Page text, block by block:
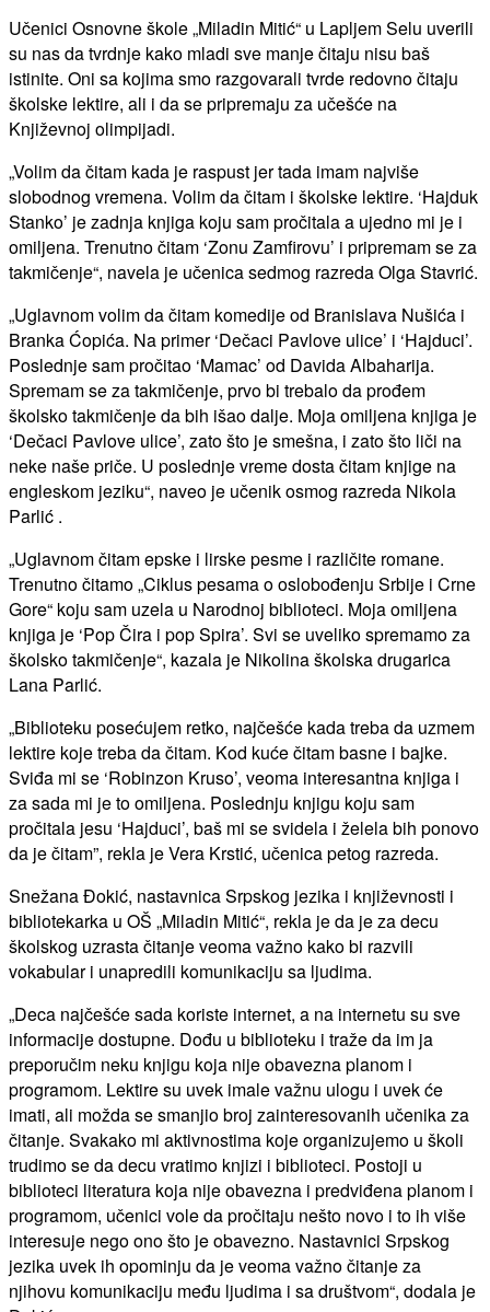
Učenici Osnovne škole „Miladin Mitić“ u Lapljem Selu uverili
su nas da tvrdnje kako mladi sve manje čitaju nisu baš
istinite. Oni sa kojima smo razgovarali tvrde redovno čitaju
školske lektire, ali i da se pripremaju za učešće na
Književnoj olimpijadi.
„Volim da čitam kada je raspust jer tada imam najviše
slobodnog vremena. Volim da čitam i školske lektire. ‘Hajduk
Stanko’ je zadnja knjiga koju sam pročitala a ujedno mi je i
omiljena. Trenutno čitam ‘Zonu Zamfirovu’ i pripremam se za
takmičenje“, navela je učenica sedmog razreda Olga Stavrić.
„Uglavnom volim da čitam komedije od Branislava Nušića i
Branka Ćopića. Na primer ‘Dečaci Pavlove ulice’ i ‘Hajduci’.
Poslednje sam pročitao ‘Mamac’ od Davida Albaharija.
Spremam se za takmičenje, prvo bi trebalo da prođem
školsko takmičenje da bih išao dalje. Moja omiljena knjiga je
‘Dečaci Pavlove ulice’, zato što je smešna, i zato što liči na
neke naše priče. U poslednje vreme dosta čitam knjige na
engleskom jeziku“, naveo je učenik osmog razreda Nikola
Parlić .
„Uglavnom čitam epske i lirske pesme i različite romane.
Trenutno čitamo „Ciklus pesama o oslobođenju Srbije i Crne
Gore“ koju sam uzela u Narodnoj biblioteci. Moja omiljena
knjiga je ‘Pop Čira i pop Spira’. Svi se uveliko spremamo za
školsko takmičenje“, kazala je Nikolina školska drugarica
Lana Parlić.
„Biblioteku posećujem retko, najčešće kada treba da uzmem
lektire koje treba da čitam. Kod kuće čitam basne i bajke.
Sviđa mi se ‘Robinzon Kruso’, veoma interesantna knjiga i
za sada mi je to omiljena. Poslednju knjigu koju sam
pročitala jesu ‘Hajduci’, baš mi se svidela i želela bih ponovo
da je čitam”, rekla je Vera Krstić, učenica petog razreda.
Snežana Đokić, nastavnica Srpskog jezika i književnosti i
bibliotekarka u OŠ „Miladin Mitić“, rekla je da je za decu
školskog uzrasta čitanje veoma važno kako bi razvili
vokabular i unapredili komunikaciju sa ljudima.
„Deca najčešće sada koriste internet, a na internetu su sve
informacije dostupne. Dođu u biblioteku i traže da im ja
preporučim neku knjigu koja nije obavezna planom i
programom. Lektire su uvek imale važnu ulogu i uvek će
imati, ali možda se smanjio broj zainteresovanih učenika za
čitanje. Svakako mi aktivnostima koje organizujemo u školi
trudimo se da decu vratimo knjizi i biblioteci. Postoji u
biblioteci literatura koja nije obavezna i predviđena planom i
programom, učenici vole da pročitaju nešto novo i to ih više
interesuje nego ono što je obavezno. Nastavnici Srpskog
jezika uvek ih opominju da je veoma važno čitanje za
njihovu komunikaciju među ljudima i sa društvom“, dodala je